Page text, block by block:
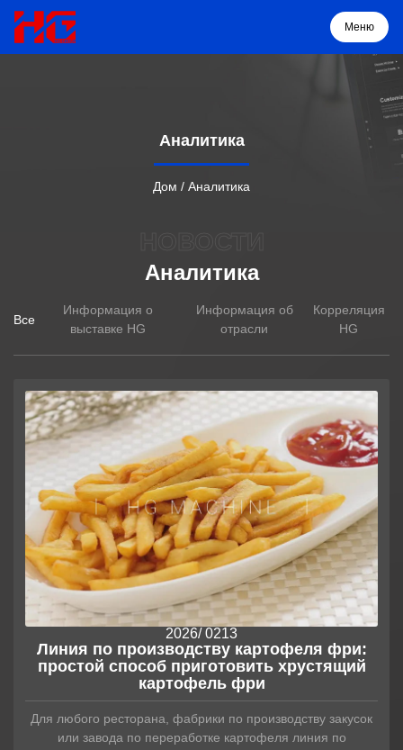
Меню
О нас
Решение
Проекты
Аналитика
Контакты
Аналитика
Дом / Аналитика
Аналитика
Все
Информация о
выставке HG
Информация об
отрасли
Корреляция
HG
13
/ 02
2026
Линия по производству картофеля фри:
простой способ приготовить хрустящий
картофель фри
Для любого ресторана, фабрики по производству закусок
или завода по переработке картофеля линия по